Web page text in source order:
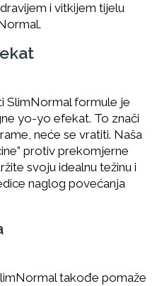
i vitkijem tijelu
SlimNormal formule je
yo-yo efekat. To znači
neće se vratiti. Naša
protiv prekomjerne
svoju idealnu težinu i
naglog povećanja
takođe pomaže